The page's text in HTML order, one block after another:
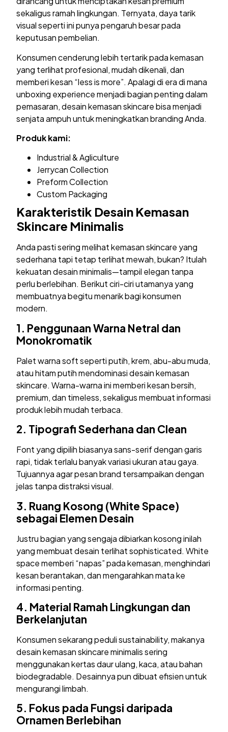
sekaligus ramah lingkungan. Ternyata, daya tarik
visual seperti ini punya pengaruh besar pada
keputusan pembelian.
Konsumen cenderung lebih tertarik pada kemasan
yang terlihat profesional, mudah dikenali, dan
memberi kesan “less is more”. Apalagi di era di mana
unboxing experience menjadi bagian penting dalam
pemasaran, desain kemasan skincare bisa menjadi
senjata ampuh untuk meningkatkan branding Anda.
Produk kami:
Industrial & Agliculture
Jerrycan Collection
Preform Collection
Custom Packaging
Karakteristik Desain Kemasan
Skincare Minimalis
Anda pasti sering melihat kemasan skincare yang
sederhana tapi tetap terlihat mewah, bukan? Itulah
kekuatan desain minimalis—tampil elegan tanpa
perlu berlebihan. Berikut ciri-ciri utamanya yang
membuatnya begitu menarik bagi konsumen
modern.
1. Penggunaan Warna Netral dan
Monokromatik
Palet warna soft seperti putih, krem, abu-abu muda,
atau hitam putih mendominasi desain kemasan
skincare. Warna-warna ini memberi kesan bersih,
premium, dan timeless, sekaligus membuat informasi
produk lebih mudah terbaca.
2. Tipografi Sederhana dan Clean
Font yang dipilih biasanya sans-serif dengan garis
rapi, tidak terlalu banyak variasi ukuran atau gaya.
Tujuannya agar pesan brand tersampaikan dengan
jelas tanpa distraksi visual.
3. Ruang Kosong (White Space)
sebagai Elemen Desain
Justru bagian yang sengaja dibiarkan kosong inilah
yang membuat desain terlihat sophisticated. White
space memberi “napas” pada kemasan, menghindari
kesan berantakan, dan mengarahkan mata ke
informasi penting.
4. Material Ramah Lingkungan dan
Berkelanjutan
Konsumen sekarang peduli sustainability, makanya
desain kemasan skincare minimalis sering
menggunakan kertas daur ulang, kaca, atau bahan
biodegradable. Desainnya pun dibuat efisien untuk
mengurangi limbah.
5. Fokus pada Fungsi daripada
Ornamen Berlebihan